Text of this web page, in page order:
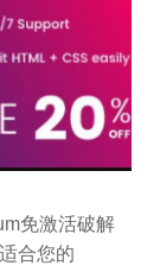
免激活破解
合您的